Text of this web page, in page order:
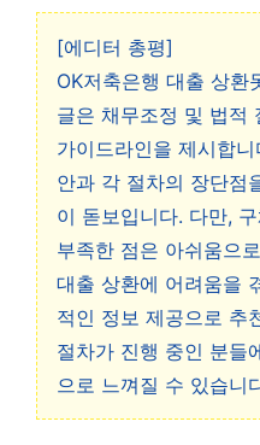
[에디터 총평]
OK저축은행 대출 상환
글은 채무조정 및 법적
가이드라인을 제시합
안과 각 절차의 장단점
이 돋보입니다. 다만,
부족한 점은 아쉬움으
대출 상환에 어려움을
적인 정보 제공으로 추
절차가 진행 중인 분들
으로 느껴질 수 있습니